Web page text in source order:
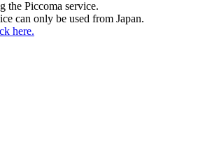
the Piccoma service.
can only be used from Japan.
here.